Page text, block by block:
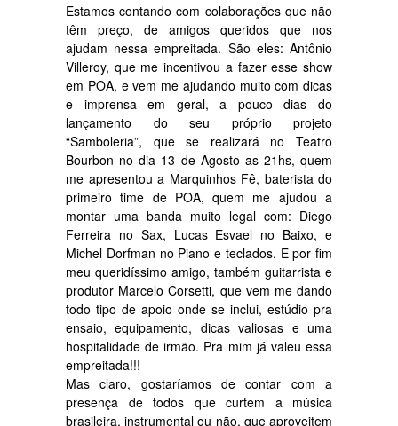
Estamos contando com colaborações que não
têm preço, de amigos queridos que nos
ajudam nessa empreitada. São eles: Antônio
Villeroy, que me incentivou a fazer esse show
em POA, e vem me ajudando muito com dicas
e imprensa em geral, a pouco dias do
lançamento do seu próprio projeto
“Samboleria”, que se realizará no Teatro
Bourbon no dia 13 de Agosto as 21hs, quem
me apresentou a Marquinhos Fê, baterista do
primeiro time de POA, quem me ajudou a
montar uma banda muito legal com: Diego
Ferreira no Sax, Lucas Esvael no Baixo, e
Michel Dorfman no Piano e teclados. E por fim
meu queridíssimo amigo, também guitarrista e
produtor Marcelo Corsetti, que vem me dando
todo tipo de apoio onde se inclui, estúdio pra
ensaio, equipamento, dicas valiosas e uma
hospitalidade de irmão. Pra mim já valeu essa
empreitada!!!
Mas claro, gostaríamos de contar com a
presença de todos que curtem a música
brasileira, instrumental ou não, que aproveitem